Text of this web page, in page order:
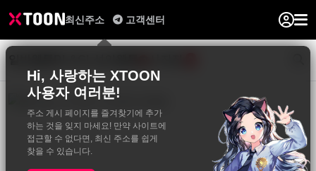
최신주소
Hi, 사랑하는 XTOON
사용자 여러분!
주소 게시 페이지를 즐겨찾기에 추가
하는 것을 잊지 마세요! 만약 사이트에
접근할 수 없다면, 최신 주소를 쉽게
찾을 수 있습니다.
고객센터